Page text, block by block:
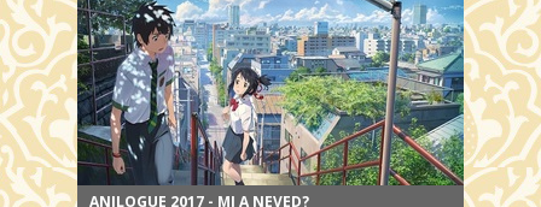
ANILOGUE 2017 - MI A NEVED?